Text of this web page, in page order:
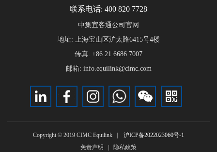
联系电话: 400 820 7728
中集宜客通公司官网
地址: 上海宝山区沪太路6415号4楼
传真: +86 21 6686 7007
邮箱: info.equilink@cimc.com
Copyright © 2019 CIMC Equilink | 沪ICP备2022023060号-1
免责声明
隐私政策